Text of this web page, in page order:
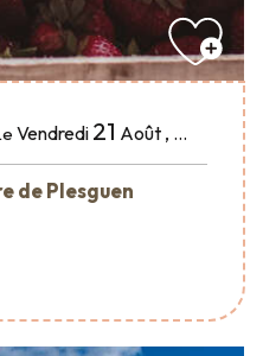
Vendredi 21 Août, ...
de Plesguen